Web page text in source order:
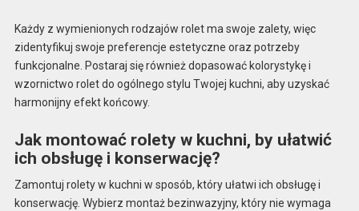
Każdy z wymienionych rodzajów rolet ma swoje zalety, więc
zidentyfikuj swoje preferencje estetyczne oraz potrzeby
funkcjonalne. Postaraj się również dopasować kolorystykę i
wzornictwo rolet do ogólnego stylu Twojej kuchni, aby uzyskać
harmonijny efekt końcowy.
Jak montować rolety w kuchni, by ułatwić
ich obsługę i konserwację?
Zamontuj rolety w kuchni w sposób, który ułatwi ich obsługę i
konserwację. Wybierz montaż bezinwazyjny, który nie wymaga